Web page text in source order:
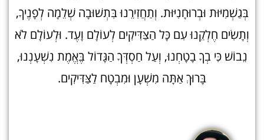
בְּגַשְׁמִיּוּת וּבְרוּחָנִיּוּת. וְתַחֲזִירֵנוּ בִּתְשׁוּבָה שְׁלֵמָה לְפָנֶיךָ,
וְתָשִׂים חֶלְקֵנוּ עִם כָּל הַצַּדִּיקִים לְעוֹלָם וָעֶד. וּלְעוֹלָם לֹא
נֵבוֹשׁ כִּי בְךָ בָטָחְנוּ, וְעַל חַסְדְּךָ הַגָּדוֹל בֶּאֱמֶת נִשְׁעָנְנוּ,
בָּרוּךְ אַתָּה מִשְׁעָן וּמִבְטָח לַצַּדִּיקִים.